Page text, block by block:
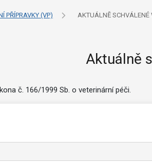
PŘÍPRAVKY (VP) AKTUÁLNĚ SCHVÁLENÉ
Aktuálně
č. 166/1999 Sb. o veterinární péči.